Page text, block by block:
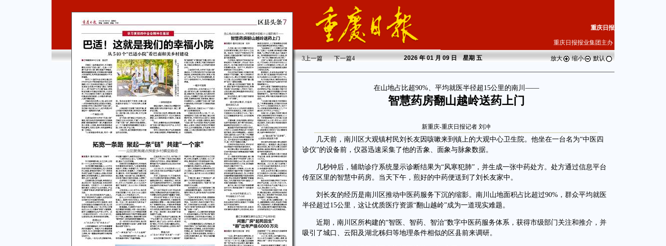
重庆日报
重庆日报报业集团主办
3上一篇 下一篇4 2026年 01 月 09 日 星期五 放大 缩小 默认
在山地占比超90%、平均就医半径超15公里的南川——
智慧药房翻山越岭送药上门
新重庆-重庆日报记者 刘冲
几天前，南川区大观镇村民刘长友因咳嗽来到镇上的大观中心卫生院。他坐在一台名为“中医四
诊仪”的设备前，仪器迅速采集了他的舌象、面象与脉象数据。
几秒钟后，辅助诊疗系统显示诊断结果为“风寒犯肺”，并生成一张中药处方。处方通过信息平台
传至区里的智慧中药房。当天下午，煎好的中药便送到了刘长友家中。
刘长友的经历是南川区推动中医药服务下沉的缩影。南川山地面积占比超过90%，群众平均就医
半径超过15公里，这让优质医疗资源“翻山越岭”成为一道现实难题。
近期，南川区所构建的“智医、智药、智治”数字中医药服务体系，获得市级部门关注和推介，并
吸引了城口、云阳及湖北秭归等地理条件相似的区县前来调研。